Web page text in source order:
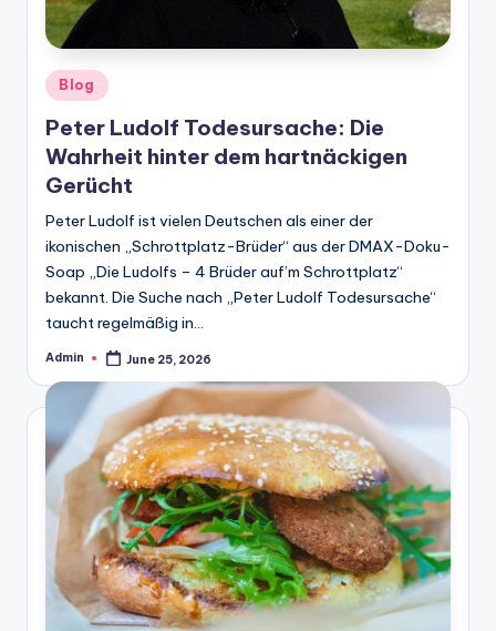
Posted
in
Blog
Peter Ludolf Todesursache: Die
Wahrheit hinter dem hartnäckigen
Gerücht
Peter Ludolf ist vielen Deutschen als einer der
ikonischen „Schrottplatz-Brüder“ aus der DMAX-Doku-
Soap „Die Ludolfs – 4 Brüder auf’m Schrottplatz“
bekannt. Die Suche nach „Peter Ludolf Todesursache“
taucht regelmäßig in…
Posted
Admin June 25, 2026